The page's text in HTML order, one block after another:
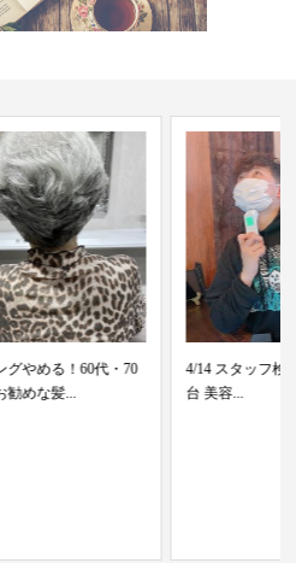
4/14 スタッフ検温結果 merci青葉
台 美容...